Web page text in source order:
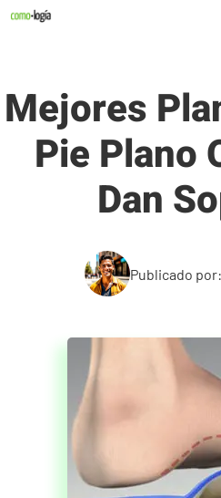
Saltar
Mejores
Pie Plano
Dan
Publicado por: